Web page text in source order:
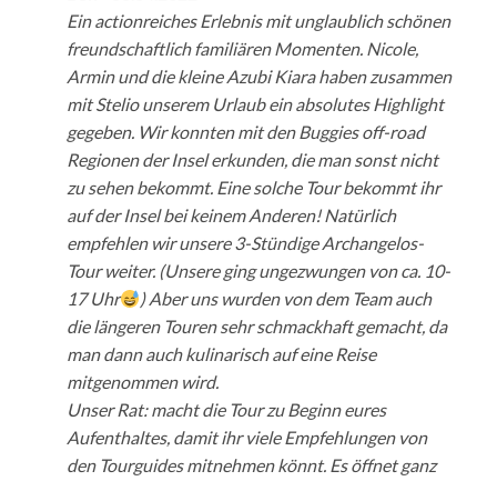
5
Ein actionreiches Erlebnis mit unglaublich schönen
freundschaftlich familiären Momenten. Nicole,
Armin und die kleine Azubi Kiara haben zusammen
mit Stelio unserem Urlaub ein absolutes Highlight
gegeben. Wir konnten mit den Buggies off-road
Regionen der Insel erkunden, die man sonst nicht
zu sehen bekommt. Eine solche Tour bekommt ihr
auf der Insel bei keinem Anderen! Natürlich
empfehlen wir unsere 3-Stündige Archangelos-
Tour weiter. (Unsere ging ungezwungen von ca. 10-
17 Uhr
) Aber uns wurden von dem Team auch
die längeren Touren sehr schmackhaft gemacht, da
man dann auch kulinarisch auf eine Reise
mitgenommen wird.
Unser Rat: macht die Tour zu Beginn eures
Aufenthaltes, damit ihr viele Empfehlungen von
den Tourguides mitnehmen könnt. Es öffnet ganz